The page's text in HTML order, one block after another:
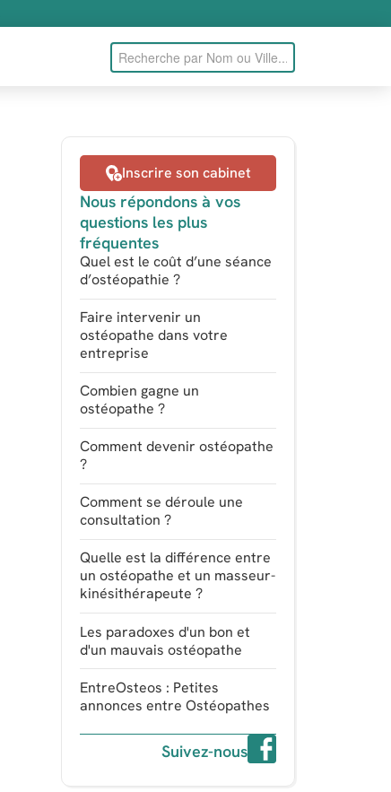
Inscrire son cabinet
Nous répondons à vos
questions les plus
fréquentes
Quel est le coût d’une séance
d’ostéopathie ?
Faire intervenir un
ostéopathe dans votre
entreprise
Combien gagne un
ostéopathe ?
Comment devenir ostéopathe
?
Comment se déroule une
consultation ?
Quelle est la différence entre
un ostéopathe et un masseur-
kinésithérapeute ?
Les paradoxes d'un bon et
d'un mauvais ostéopathe
EntreOsteos : Petites
annonces entre Ostéopathes
Suivez-nous